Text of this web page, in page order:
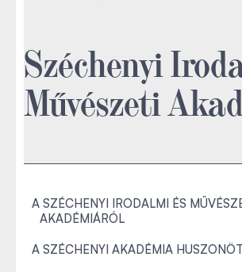
Széchenyi
Művészeti
A SZÉCHENYI IRODALMI ÉS
AKADÉMIÁRÓL
A SZÉCHENYI AKADÉMIA